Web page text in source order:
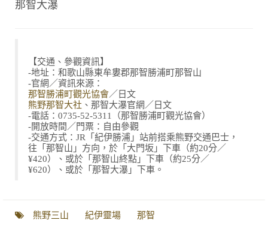
那智大瀑
【交通、參觀資訊】
-地址：和歌山縣東牟婁郡那智勝浦町那智山
-官網／資訊來源：
那智勝浦町觀光協會／日文
熊野那智大社 、那智大瀑官網／日文
-電話：0735-52-5311（那智勝浦町觀光協會）
-開放時間／門票：自由參觀
-交通方式：JR「紀伊勝浦」站前搭乘熊野交通巴士，
往「那智山」方向，於「大門坂」下車（約20分／
¥420）、或於「那智山終點」下車（約25分／
¥620）、或於「那智大瀑」下車。
熊野三山 紀伊靈場 那智